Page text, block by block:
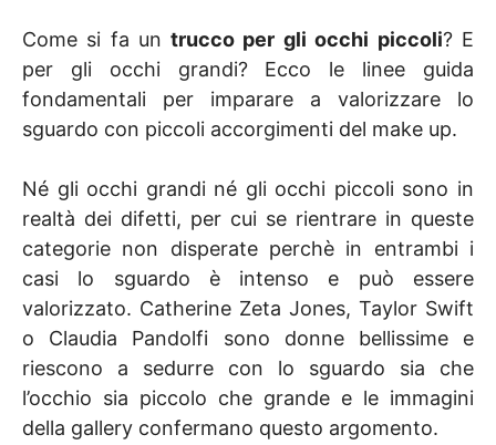
Come si fa un trucco per gli occhi piccoli? E
per gli occhi grandi? Ecco le linee guida
fondamentali per imparare a valorizzare lo
sguardo con piccoli accorgimenti del make up.
Né gli occhi grandi né gli occhi piccoli sono in
realtà dei difetti, per cui se rientrare in queste
categorie non disperate perchè in entrambi i
casi lo sguardo è intenso e può essere
valorizzato. Catherine Zeta Jones, Taylor Swift
o Claudia Pandolfi sono donne bellissime e
riescono a sedurre con lo sguardo sia che
l’occhio sia piccolo che grande e le immagini
della gallery confermano questo argomento.